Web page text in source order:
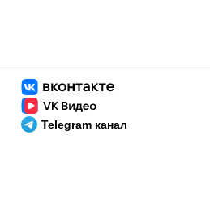
Telegram канал